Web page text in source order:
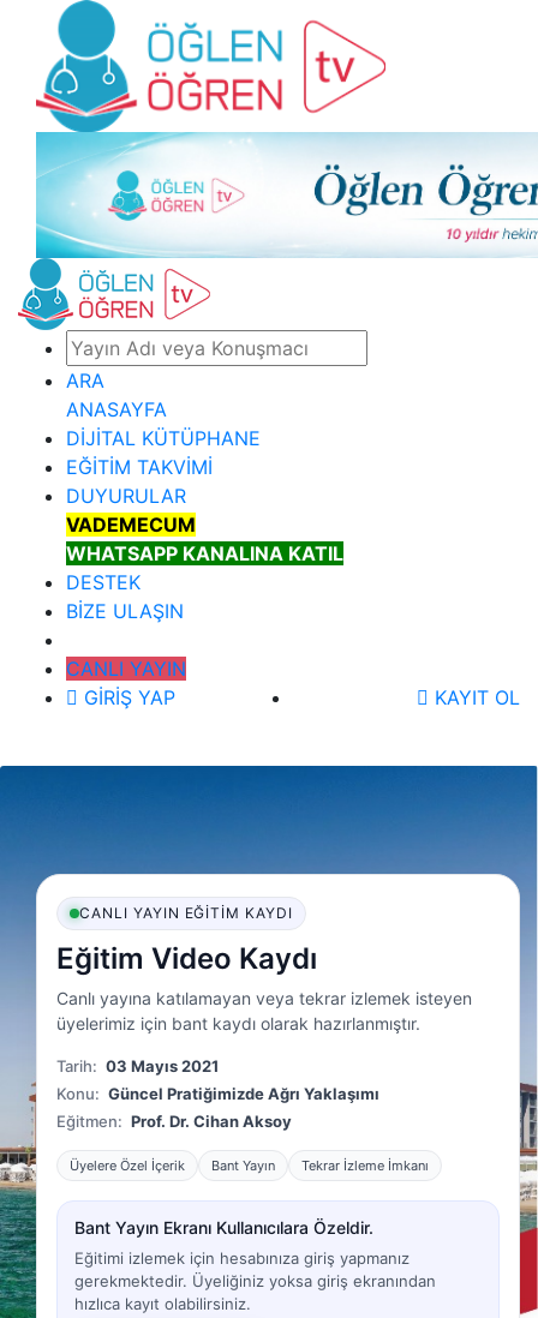
ARA
ANASAYFA
DİJİTAL KÜTÜPHANE
EĞİTİM TAKVİMİ
DUYURULAR
VADEMECUM
WHATSAPP KANALINA KATIL
DESTEK
BİZE ULAŞIN
CANLI YAYIN
GİRİŞ YAP
KAYIT OL
CANLI YAYIN EĞITIM KAYDI
Eğitim Video Kaydı
Canlı yayına katılamayan veya tekrar izlemek isteyen
üyelerimiz için bant kaydı olarak hazırlanmıştır.
Tarih: 03 Mayıs 2021
Konu: Güncel Pratiğimizde Ağrı Yaklaşımı
Eğitmen: Prof. Dr. Cihan Aksoy
Üyelere Özel İçerik Bant Yayın Tekrar İzleme İmkanı
Bant Yayın Ekranı Kullanıcılara Özeldir.
Eğitimi izlemek için hesabınıza giriş yapmanız
gerekmektedir. Üyeliğiniz yoksa giriş ekranından
hızlıca kayıt olabilirsiniz.